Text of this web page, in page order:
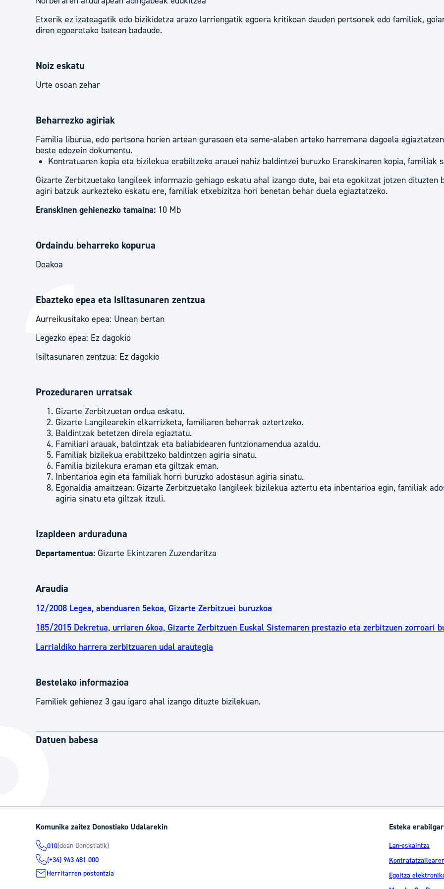
Etxerik ez izateagatik edo bizikidetza arazo larriengatik egoera kritikoan dauden pertsonek edo familiek,
diren egoeretako batean badaude.
Noiz eskatu
Urte osoan zehar
Beharrezko agiriak
Familia liburua, edo pertsona horien artean gurasoen eta seme-alaben arteko harremana dagoela
beste edozein dokumentu.
Kontratuaren kopia eta bizilekua erabiltzeko arauei nahiz baldintzei buruzko Eranskinaren kopia, familiak
Gizarte Zerbitzuetako langileek informazio gehiago eskatu ahal izango dute, bai eta egokitzat jotzen dituzten
agiri batzuk aurkezteko eskatu ere, familiak etxebizitza hori benetan behar duela egiaztatzeko.
Eranskinen gehienezko tamaina: 10 Mb
Ordaindu beharreko kopurua
Doakoa
Ebazteko epea eta isiltasunaren zentzua
Aurreikusitako epea: Unean bertan
Legezko epea: Ez dagokio
Isiltasunaren zentzua: Ez dagokio
Prozeduraren urratsak
Gizarte Zerbitzuetan ordua eskatu.
Gizarte Langilearekin elkarrizketa, familiaren beharrak aztertzeko.
Baldintzak betetzen direla egiaztatu.
Familiari arauak, baldintzak eta baliabidearen funtzionamendua azaldu.
Familiak bizilekua erabiltzeko baldintzen agiria sinatu.
Familia bizilekura eraman eta giltzak eman.
Inbentarioa egin eta familiak horri buruzko adostasun agiria sinatu.
Egonaldia amaitzean: Gizarte Zerbitzuetako langileek bizilekua aztertu eta inbentarioa egin, familiak
agiria sinatu eta giltzak itzuli.
Izapideen arduraduna
Departamentua: Gizarte Ekintzaren Zuzendaritza
Araudia
12/2008 Legea, abenduaren 5ekoa, Gizarte Zerbitzuei buruzkoa
185/2015 Dekretua, urriaren 6koa, Gizarte Zerbitzuen Euskal Sistemaren prestazio eta zerbitzuen zorroari
Larrialdiko harrera zerbitzuaren udal arautegia
Bestelako informazioa
Familiek gehienez 3 gau igaro ahal izango dituzte bizilekuan.
Datuen babesa
Komunika zaitez Donostiako Udalarekin
010(doan Donostiatik)
(+34) 943 481 000
Herritarren postontzia
Esteka
Lan-eskaintza
Egoitza